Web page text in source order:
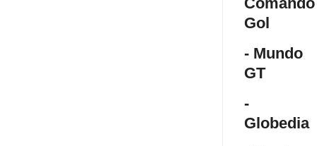
Gol
- Mundo
GT
-
Globedia